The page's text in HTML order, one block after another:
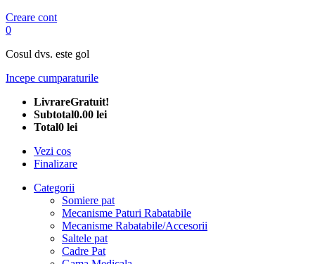
Creare cont
0
Cosul dvs. este gol
Incepe cumparaturile
LivrareGratuit!
Subtotal0.00 lei
Total0 lei
Vezi cos
Finalizare
Categorii
Somiere pat
Mecanisme Paturi Rabatabile
Mecanisme Rabatabile/Accesorii
Saltele pat
Cadre Pat